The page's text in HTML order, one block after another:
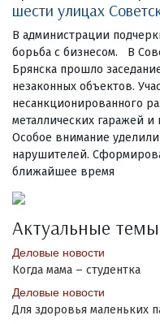
шести улицах
В администрации
борьба с бизнесом. В
Брянска прошло
незаконных объектов.
несанкционированного
металлических гаражей
Особое внимание
нарушителей.
ближайшее время
Актуальные темы
Деловые новости
Когда мама – студентка
Деловые новости
Для здоровья маленьких